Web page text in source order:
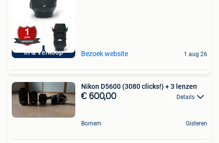
In & Verkoop Bezoek website 1 aug 26
Nikon D5600 (3080 clicks!) + 3 lenzen
€ 600,00 Details
Bornem Gisteren